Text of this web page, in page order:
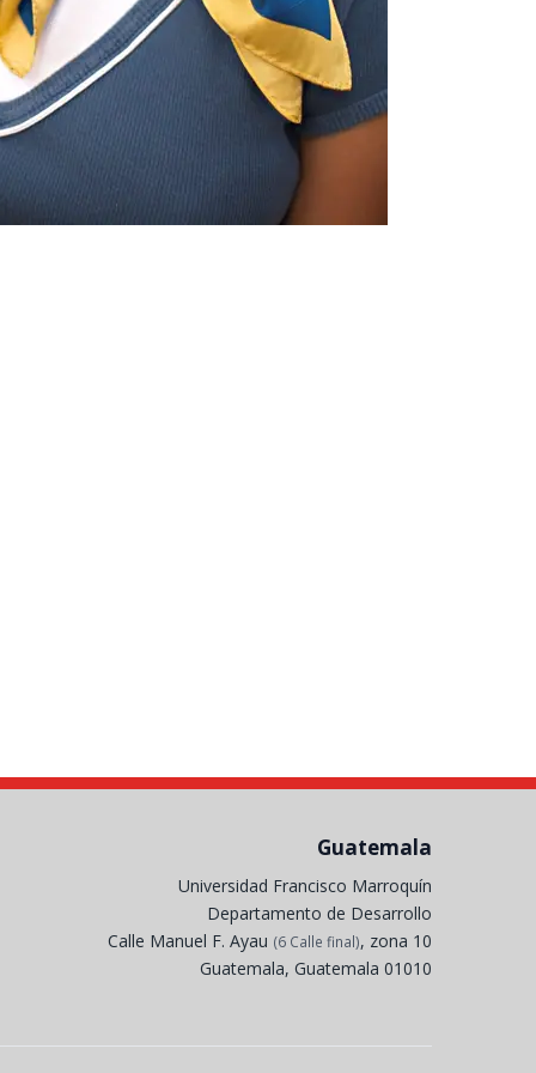
Guatemala
Universidad Francisco Marroquín
Departamento de Desarrollo
Calle Manuel F. Ayau (6 Calle final), zona 10
Guatemala, Guatemala 01010